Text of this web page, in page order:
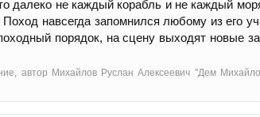
далеко не каждый корабль и не каждый
навсегда запомнился любому из его
порядок, на сцену выходят новые
автор Михайлов Руслан Алексеевич "Дем